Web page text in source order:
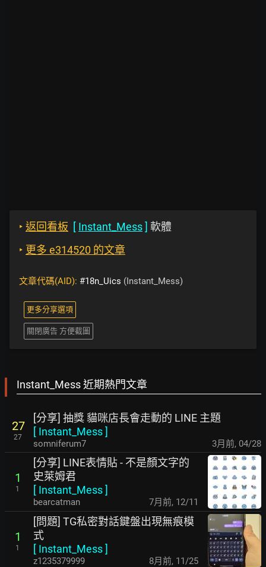
‣ 返回看板 [ Instant_Mess] 軟體
‣ 更多 e314520 的文章
文章代碼(AID): #18n_Uics (Instant_Mess)
更多分享選項
關閉廣告 方便截圖
Instant_Mess 近期熱門文章
27
27
[分享] 抽獎 貓咪店長會走動的 LINE 主題
[ Instant_Mess]
somniferum7 3月前, 04/28
1
1
[分享] LINE表情貼 - 不是顏文字的
史萊姆君
[ Instant_Mess]
bearcatman 7月前, 12/11
1
1
[問題] TG私密對話鍵盤出現無痕模
式
[ Instant_Mess]
z1235379999 8月前, 11/25